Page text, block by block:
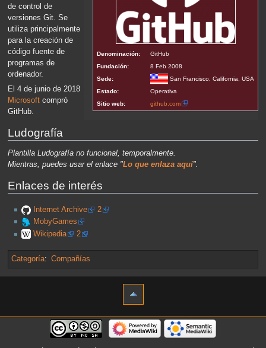
Denominación:
GitHub
Fundación:
8 Feb 2008
Sede:
San Francisco, California, USA
Estado:
Operativa
Sitio web:
github.com
de control de
versiones Git. Se
utiliza principalmente
para la creación de
código fuente de
programas de
ordenador.
El 4 de junio de 2018
Microsoftcompró
GitHub.
Ludografía
Plantilla Ludografía no funcional, temporalmente.
Mientras, puedes usar el enlace "Lo que enlaza aquí".
Enlaces de interés
Internet Archive
2
MobyGames
Wikipedia
2
Categoría: Compañías